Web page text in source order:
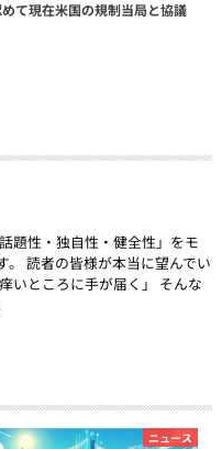
て現在米国の規制当局と協議
題性・独自性・健全性」をモ
。 読者の皆様が本当に望んでい
いところに手が届く」 そんな
ニュース